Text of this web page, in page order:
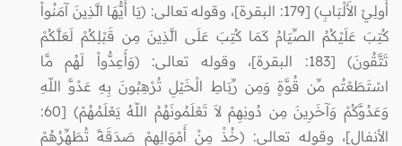
أُولِيْ الأَلْبَابِ) [179: البقرة]، وقوله تعالى: (يَا أَيُّهَا الَّذِينَ آمَنُواْ
كُتِبَ عَلَيْكُمُ الصِّيَامُ كَمَا كُتِبَ عَلَى الَّذِينَ مِن قَبْلِكُمْ لَعَلَّكُمْ
تَتَّقُونَ) [183: البقرة]، وقوله تعالى: (وَأَعِدُّواْ لَهُم مَّا
اسْتَطَعْتُم مِّن قُوَّةٍ وَمِن رِّبَاطِ الْخَيْلِ تُرْهِبُونَ بِهِ عَدْوَّ اللّهِ
وَعَدُوَّكُمْ وَآخَرِينَ مِن دُونِهِمْ لاَ تَعْلَمُونَهُمُ اللّهُ يَعْلَمُهُمْ) [60:
الأنفال]، وقوله تعالى: (خُذْ مِنْ أَمْوَالِهِمْ صَدَقَةً تُطَهِّرُهُمْ